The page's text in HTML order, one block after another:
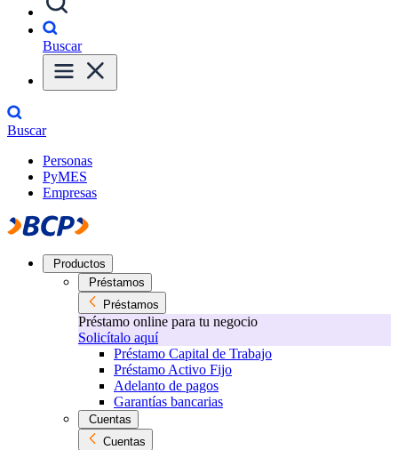
Buscar
Buscar
Personas
PyMES
Empresas
Productos
Préstamos
Préstamos
Préstamo online para tu negocio
Solicítalo aquí
Préstamo Capital de Trabajo
Préstamo Activo Fijo
Adelanto de pagos
Garantías bancarias
Cuentas
Cuentas